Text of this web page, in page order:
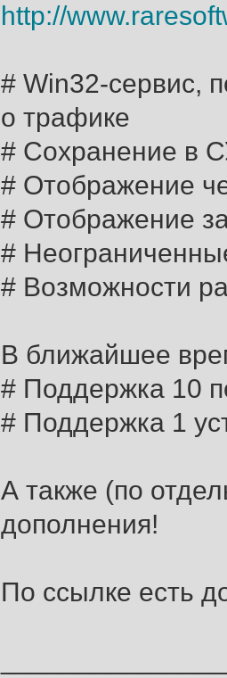
http://
# Win32-сервис,
о трафике
# Сохранение в
# Отображение
# Отображение
#
# Возможности
В ближайшее
# Поддержка 10
# Поддержка 1
А также (по
дополнения!
По ссылке есть